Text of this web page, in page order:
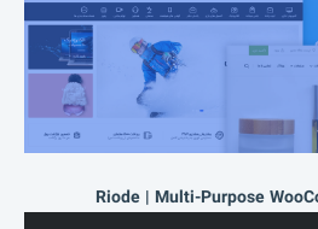
Riode | Multi-Purpose